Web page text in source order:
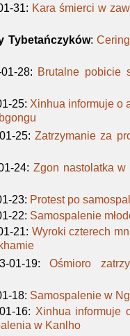
31: Kara śmierci w
Tybetańczyków:
28: Brutalne pobicie
25: Xinhua informuje o
25:Zatrzymanie za
24:Zgon nastolatka
23: Protest po
22: Samospalenie
21: Wyroki czterech
01-19:Ośmioro
18: Samospalenie w
16: Xinhua informuje
w Kanlho